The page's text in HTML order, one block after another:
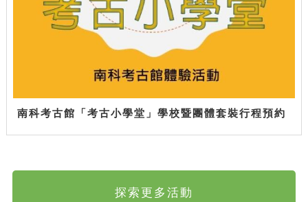
南科考古館「考古小學堂」學校暨團體套裝行程預約
探索更多活動